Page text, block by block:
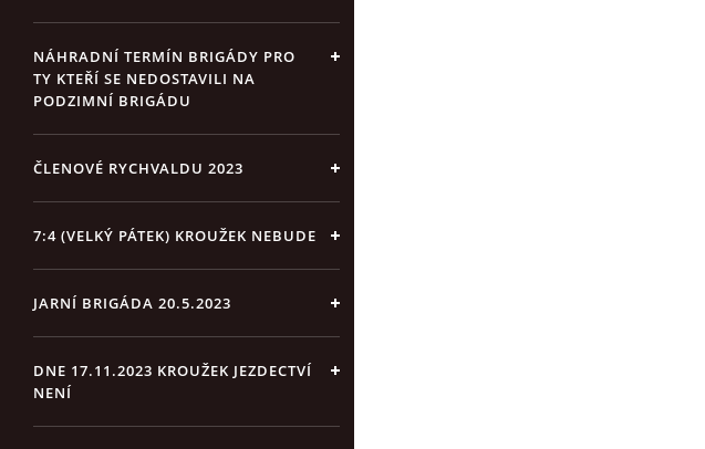
NÁHRADNÍ TERMÍN BRIGÁDY PRO
TY KTEŘÍ SE NEDOSTAVILI NA
PODZIMNÍ BRIGÁDU
ČLENOVÉ RYCHVALDU 2023
7:4 (VELKÝ PÁTEK) KROUŽEK NEBUDE
JARNÍ BRIGÁDA 20.5.2023
DNE 17.11.2023 KROUŽEK JEZDECTVÍ
NENÍ